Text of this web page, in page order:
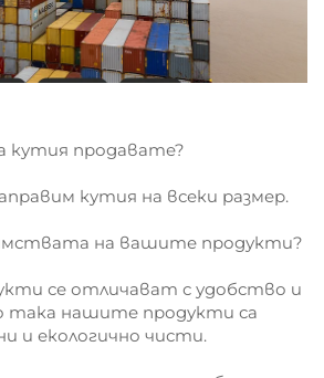
кутия продавате?
кутия на всеки размер.
на вашите продукти?
се отличават с удобство и
така нашите продукти са
и екологично чисти.